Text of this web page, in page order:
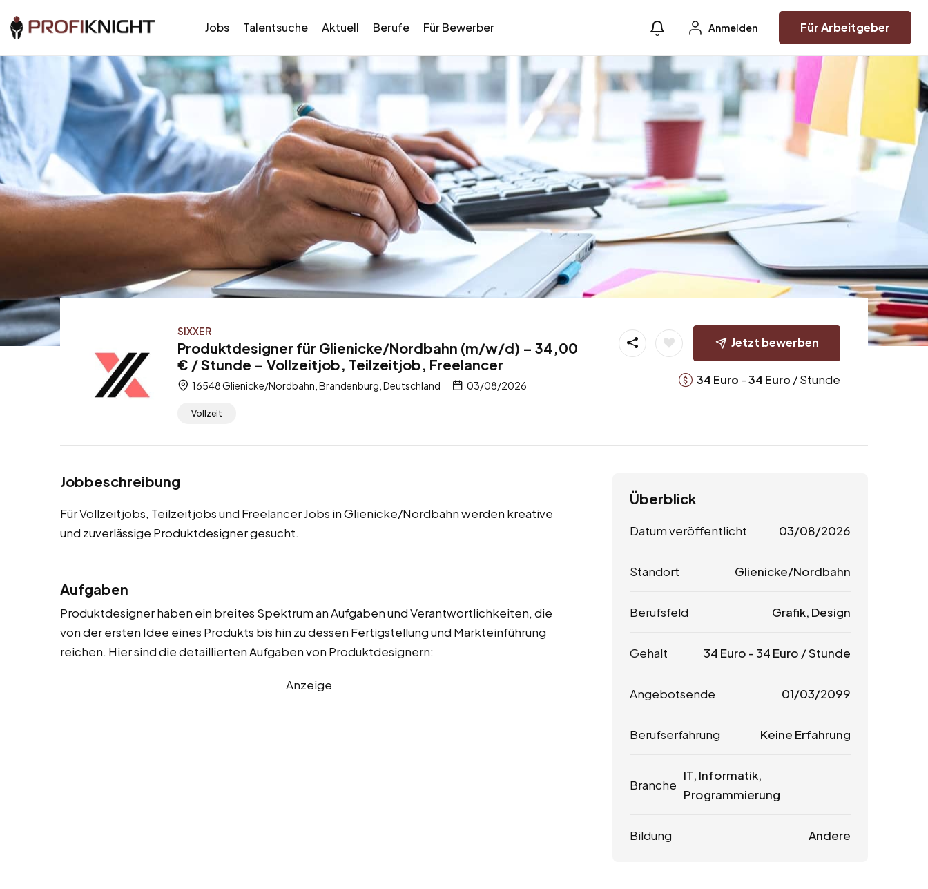
Jobs Talentsuche Aktuell Berufe Für Bewerber Anmelden Für Arbeitgeber
SIXXER
Produktdesigner für Glienicke/Nordbahn (m/w/d) – 34,00
€ / Stunde – Vollzeitjob, Teilzeitjob, Freelancer
16548 Glienicke/Nordbahn, Brandenburg, Deutschland 03/08/2026
Vollzeit
Jetzt bewerben
34 Euro -34 Euro / Stunde
Jobbeschreibung
Für Vollzeitjobs, Teilzeitjobs und Freelancer Jobs in Glienicke/Nordbahn werden kreative
und zuverlässige Produktdesigner gesucht.
Aufgaben
Produktdesigner haben ein breites Spektrum an Aufgaben und Verantwortlichkeiten, die
von der ersten Idee eines Produkts bis hin zu dessen Fertigstellung und Markteinführung
reichen. Hier sind die detaillierten Aufgaben von Produktdesignern:
Anzeige
Überblick
Datum veröffentlicht 03/08/2026
Standort Glienicke/Nordbahn
Berufsfeld Grafik, Design
Gehalt 34 Euro -34 Euro / Stunde
Angebotsende 01/03/2099
Berufserfahrung Keine Erfahrung
Branche
IT, Informatik,
Programmierung
Bildung Andere